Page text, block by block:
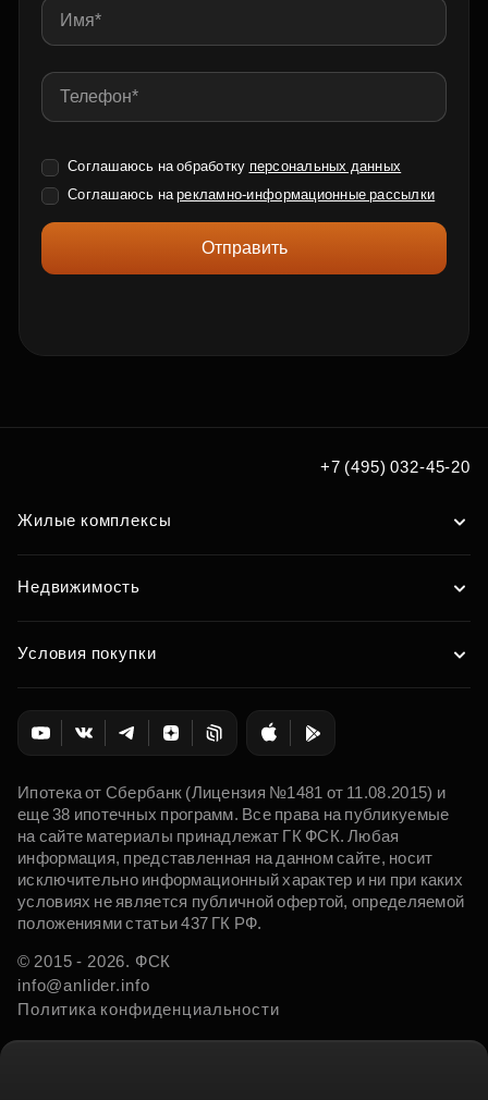
Соглашаюсь на обработку персональных данных
Соглашаюсь нарекламно-информационные рассылки
Отправить
+7 (495) 032-45-20
Жилые комплексы
Недвижимость
Условия покупки
Ипотека от Сбербанк (Лицензия №1481 от 11.08.2015) и
еще 38 ипотечных программ. Все права на публикуемые
на сайте материалы принадлежат ГК ФСК. Любая
информация, представленная на данном сайте, носит
исключительно информационный характер и ни при каких
условиях не является публичной офертой, определяемой
положениями статьи 437 ГК РФ.
© 2015 - 2026. ФСК
info@anlider.info
Политика конфиденциальности